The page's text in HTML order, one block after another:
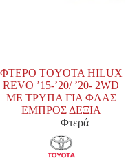
ΦΤΕΡΟ TOYOTA HILUX
REVO ’15-’20/ ’20- 2WD
ΜΕ ΤΡΥΠΑ ΓΙΑ ΦΛΑΣ
ΕΜΠΡΟΣ ΔΕΞΙΑ
Φτερά